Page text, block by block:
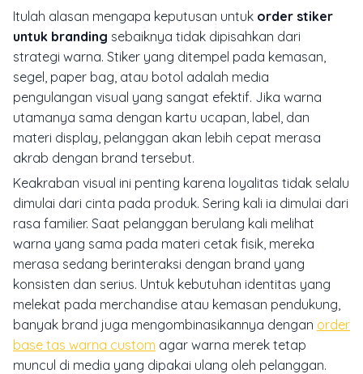
Itulah alasan mengapa keputusan untuk order stiker
untuk branding sebaiknya tidak dipisahkan dari
strategi warna. Stiker yang ditempel pada kemasan,
segel, paper bag, atau botol adalah media
pengulangan visual yang sangat efektif. Jika warna
utamanya sama dengan kartu ucapan, label, dan
materi display, pelanggan akan lebih cepat merasa
akrab dengan brand tersebut.
Keakraban visual ini penting karena loyalitas tidak selalu
dimulai dari cinta pada produk. Sering kali ia dimulai dari
rasa familier. Saat pelanggan berulang kali melihat
warna yang sama pada materi cetak fisik, mereka
merasa sedang berinteraksi dengan brand yang
konsisten dan serius. Untuk kebutuhan identitas yang
melekat pada merchandise atau kemasan pendukung,
banyak brand juga mengombinasikannya dengan order
base tas warna custom agar warna merek tetap
muncul di media yang dipakai ulang oleh pelanggan.